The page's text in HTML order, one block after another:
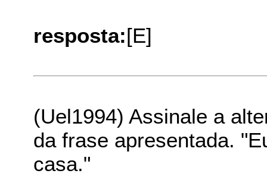
resposta:[E]
(Uel1994) Assinale a
da frase apresentada.
casa."